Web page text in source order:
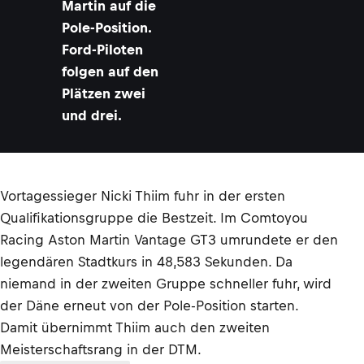
Martin auf die
Pole-Position.
Ford-Piloten
folgen auf den
Plätzen zwei
und drei.
Vortagessieger Nicki Thiim fuhr in der ersten
Qualifikationsgruppe die Bestzeit. Im Comtoyou
Racing Aston Martin Vantage GT3 umrundete er den
legendären Stadtkurs in 48,583 Sekunden. Da
niemand in der zweiten Gruppe schneller fuhr, wird
der Däne erneut von der Pole-Position starten.
Damit übernimmt Thiim auch den zweiten
Meisterschaftsrang in der DTM.